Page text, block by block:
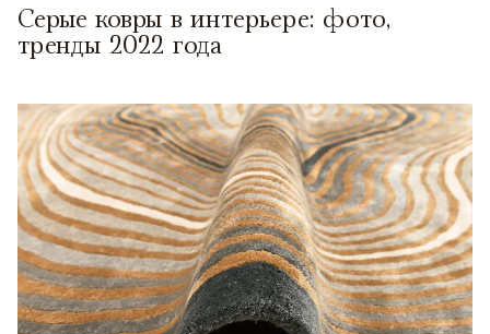
Серые ковры в интерьере: фото,
тренды 2022 года